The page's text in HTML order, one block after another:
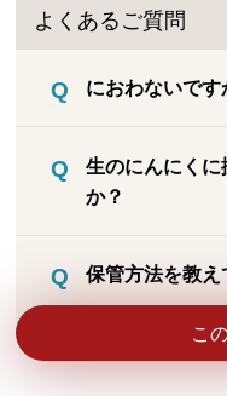
こ
よくあるご質問
におわないです
そのものはニン
す。水と一緒に
よっては胃から
生のにんにく
か？
換算すると約
かけら分）です
保管方法を教え
開封後は、冷暗
冷蔵ではござい